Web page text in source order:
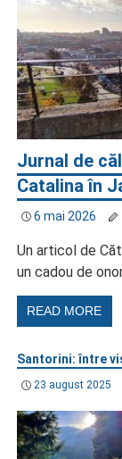
Jurnal de
Catalina în
6 mai 2026
Un articol de
un cadou de
READ MORE
Santorini: între
23 august 2025